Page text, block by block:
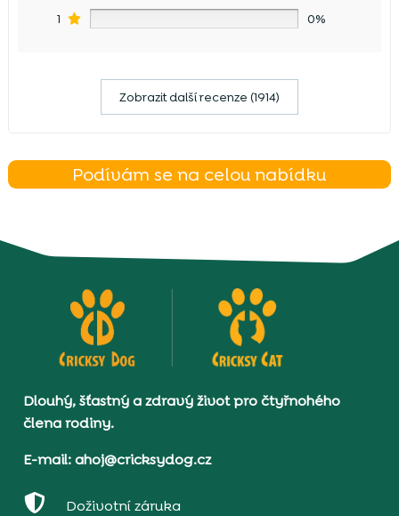
1 0%
Zobrazit další recenze (1914)
Podívám se na celou nabídku
Dlouhý, šťastný a zdravý život pro čtyřnohého
člena rodiny.
E-mail: ahoj@cricksydog.cz
 Doživotní záruka